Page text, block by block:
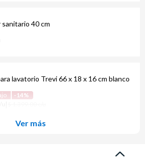
40 cm
lavatorio Trevi 66 x 18 x 16 cm blanco
-14%
Ver más